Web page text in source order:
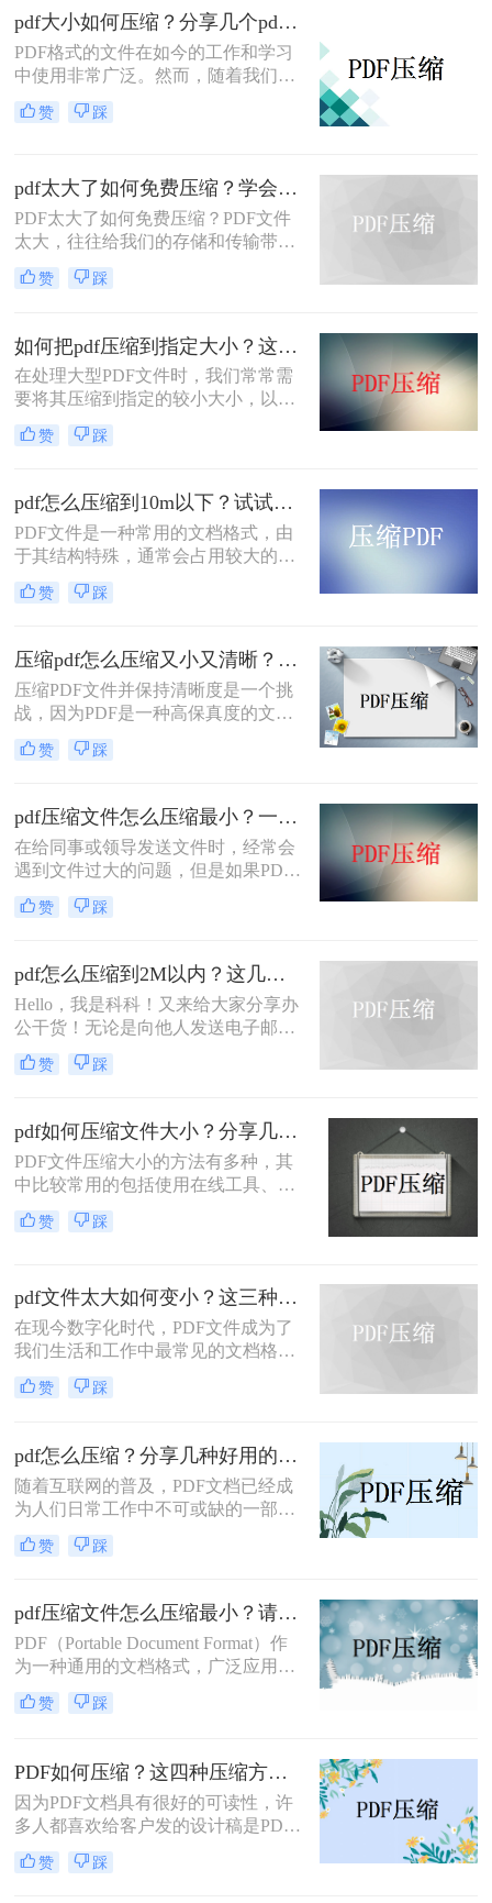
电脑pdf怎么压缩大小的方法。
pdf大小如何压缩？分享几个pdf压缩技巧！
PDF格式的文件在如今的工作和学习
中使用非常广泛。然而，随着我们使
用PDF文件的频率增加，文件的大小
也越来越大，给我们的存储和传输带
帮助您轻松解决文件存储问题。
赞 踩
pdf太大了如何免费压缩？学会这三个方法就够了！
PDF太大了如何免费压缩？PDF文件
太大，往往给我们的存储和传输带来
诸多不便。为了解决这个问题，我们
可以使用一些免费的方法来压缩PDF
用的方法。
赞 踩
如何把pdf压缩到指定大小？这3招教你搞定！
在处理大型PDF文件时，我们常常需
要将其压缩到指定的较小大小，以便
于传输或存储。然而，压缩PDF文件
并不像压缩其他类型的文件那样简
包含了文本、图像和元数据等多种信
息，因此，在压缩PDF文件时，我们
需要考虑如何把pdf压缩到指定大小。
下面将介绍几种简单而有效的PDF压
缩方法。
赞 踩
pdf怎么压缩到10m以下？试试这三种方法！
​PDF文件是一种常用的文档格式，由
于其结构特殊，通常会占用较大的存
储空间。在某些情况下，我们可能需
要将PDF文件压缩到较小的尺寸，以
怎么压缩到10m以下方法。
赞 踩
压缩pdf怎么压缩又小又清晰？分享2个好用的方法！
压缩PDF文件并保持清晰度是一个挑
战，因为PDF是一种高保真度的文档
格式，通常会占用较大的存储空间。
但是，有一些方法可以帮助您将PDF
晰度和质量。下面一起看看压缩pdf怎
么压缩又小又清晰方法吧。
赞 踩
pdf压缩文件怎么压缩最小？一分钟教你学会！
在给同事或领导发送文件时，经常会
遇到文件过大的问题，但是如果PDF
文件太大，上传会受到影响，那么如
何缩小PDF文件的面积而不影响文件
最小了，那么问题来了，该如何pdf压
缩？用什么工具会比较方便呢？
赞 踩
pdf怎么压缩到2M以内？这几种方法值得一试！
Hello，我是科科！又来给大家分享办
公干货！无论是向他人发送电子邮件
还是上传至云端存储空间，我们都经
常会遇到PDF文件大小超过限制的问
小来传递信息，但我们不知道pdf怎么
压缩到2M以内。不用担心，本文将告
诉你一些简单而有效的方法来压缩
PDF文件，使其在2M以内。
赞 踩
pdf如何压缩文件大小？分享几种好用的压缩方法！
PDF文件压缩大小的方法有多种，其
中比较常用的包括使用在线工具、软
件以及一些特定的技术。下面我们将
介绍pdf如何压缩文件大小方法，帮助
赞 踩
pdf文件太大如何变小？这三种方法值得一试！
在现今数字化时代，PDF文件成为了
我们生活和工作中最常见的文档格式
之一。然而，有时候我们会遇到一个
问题，即PDF文件太大，导致加载速
便。那么，pdf文件太大如何变小呢？
本文将为您介绍一些有效的方法。
赞 踩
pdf怎么压缩？分享几种好用的压缩方法！
随着互联网的普及，PDF文档已经成
为人们日常工作中不可或缺的一部
分。然而，大型的PDF文件不仅占用
存储空间，还会导致传输和分享过程
够压缩PDF文件大小的方法。本文将
介绍一些pdf怎么压缩的技巧，帮助您
轻松压缩PDF文件，高效管理您的文
档。
赞 踩
pdf压缩文件怎么压缩最小？请收好这些pdf压缩方法！
PDF（Portable Document Format）作
为一种通用的文档格式，广泛应用于
各个领域。然而，由于其较高的文件
大小，PDF文件在传输和存储过程中
文件过大的问题，本文将介绍pdf压缩
文件怎么压缩最小​技巧，帮助您最大
程度地压缩PDF文件的大小。
赞 踩
PDF如何压缩？这四种压缩方法快来学~
因为PDF文档具有很好的可读性，许
多人都喜欢给客户发的设计稿是PDF
文档。而且这些包含设计内容的PDF
文件往往体积较大，在上传某些传输
赞 踩